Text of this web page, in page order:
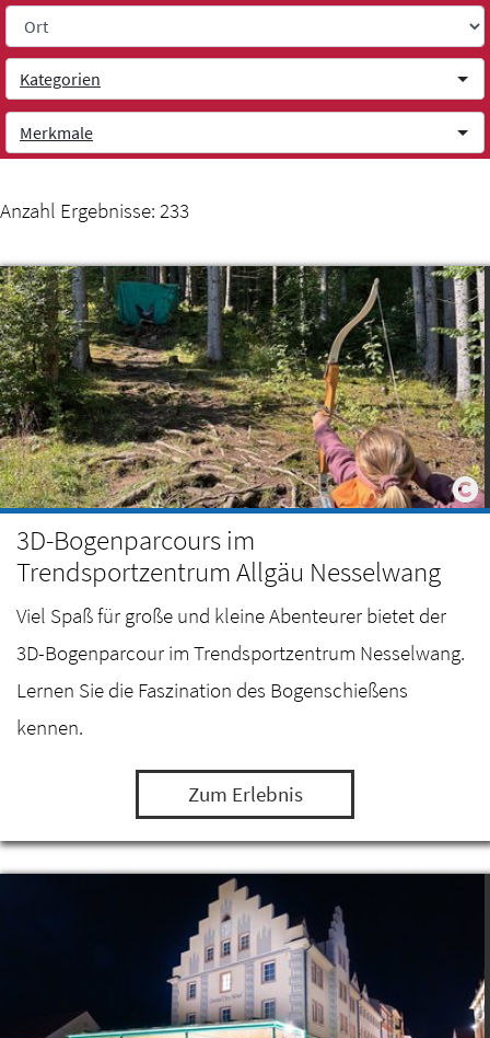
Weiter zum Inhalt
Kategorien
Merkmale
Anzahl Ergebnisse: 233
3D-Bogenparcours im
Trendsportzentrum Allgäu Nesselwang
Viel Spaß für große und kleine Abenteurer bietet der
3D-Bogenparcour im Trendsportzentrum Nesselwang.
Lernen Sie die Faszination des Bogenschießens
kennen.
Zum Erlebnis